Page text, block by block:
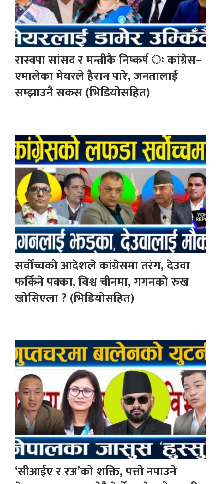
रास्वपा सांसद र मन्त्रीकै निष्कर्ष ः कांग्रेस–
एमालेका मेयरले हैरान पारे, जनतालाई
सम्झाउनै सकस (भिडियोसहित)
सर्वोच्चको आदेशले कांग्रेसमा तरंग, देउवा
फर्किने पक्का, विश्व चीनमा, गगनको रुख
खोसिएला ? (भिडियोसहित)
‘सीआईए र रअ’को शक्ति, पत्तो नपाउने